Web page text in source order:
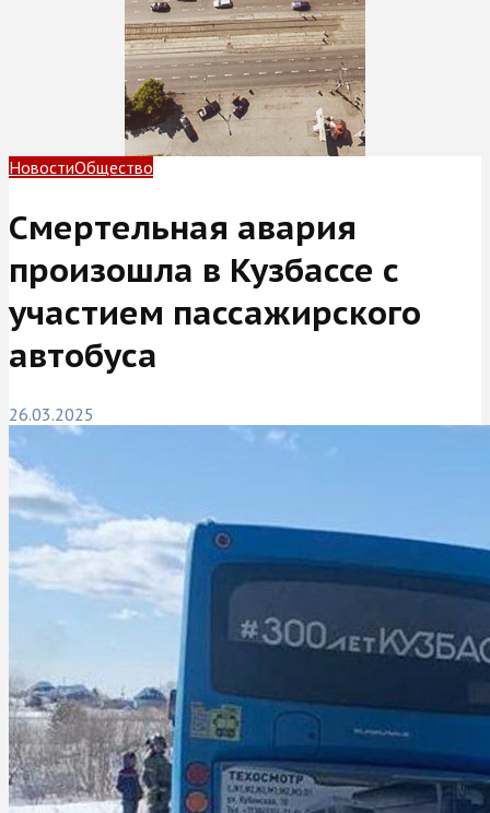
НовостиОбщество
Смертельная авария
произошла в Кузбассе с
участием пассажирского
автобуса
26.03.2025